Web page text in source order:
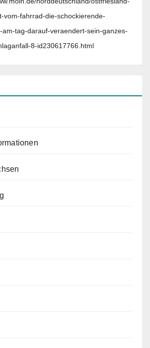
vom-fahrrad-die-schockierende-
am-tag-darauf-veraendert-sein-ganzes-
8-id230617766.html